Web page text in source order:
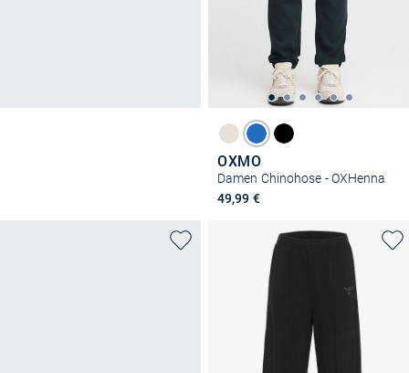
OXMO
Damen Chinohose - OXHenna
49,99 €